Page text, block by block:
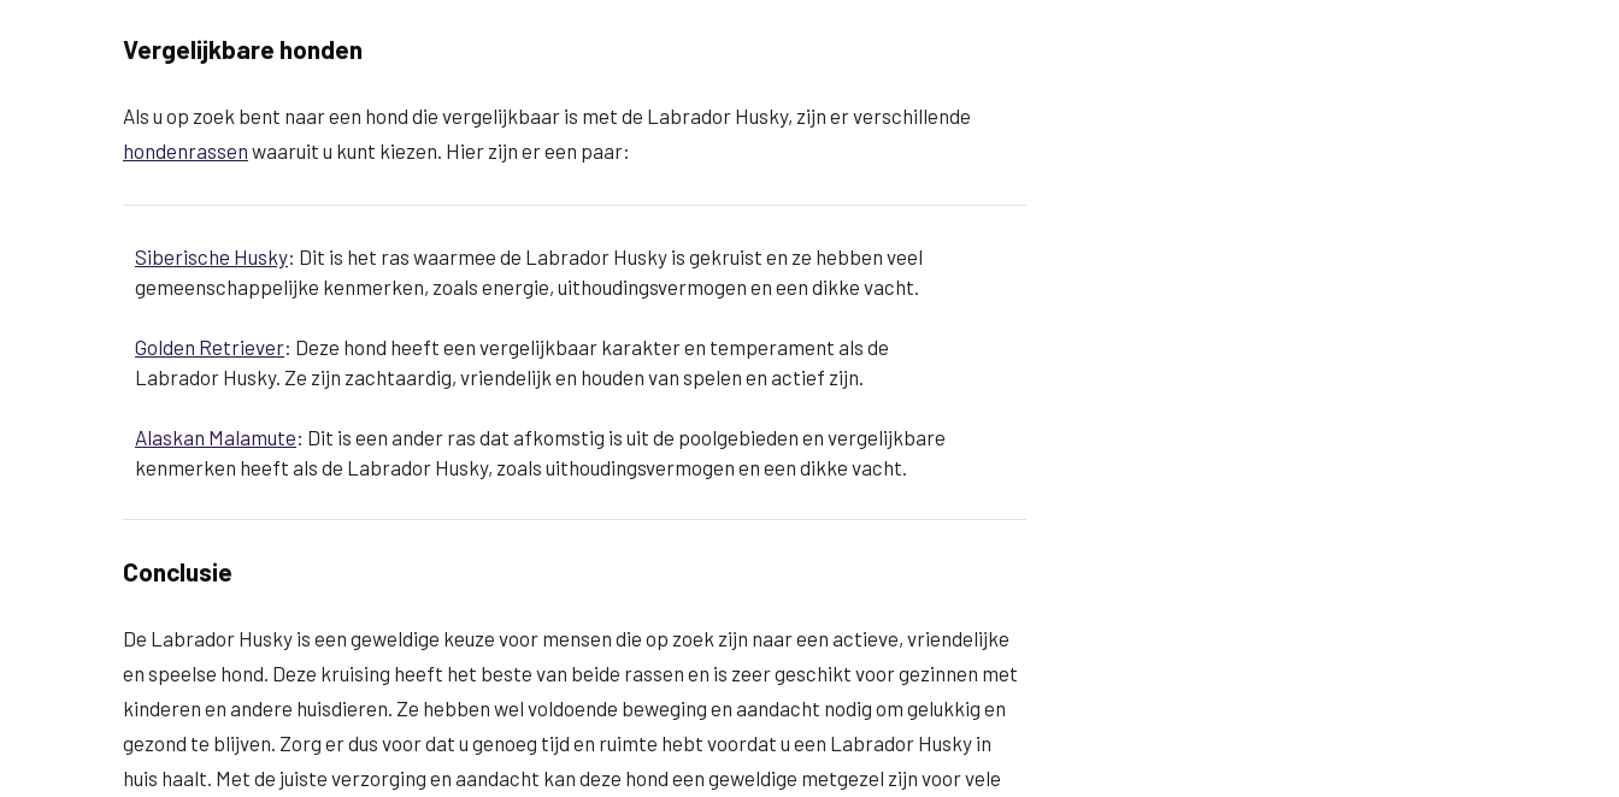
Vergelijkbare honden
Als u op zoek bent naar een hond die vergelijkbaar is met de Labrador Husky, zijn er verschillende
hondenrassen waaruit u kunt kiezen. Hier zijn er een paar:
Siberische Husky: Dit is het ras waarmee de Labrador Husky is gekruist en ze hebben veel
gemeenschappelijke kenmerken, zoals energie, uithoudingsvermogen en een dikke vacht.
Golden Retriever: Deze hond heeft een vergelijkbaar karakter en temperament als de
Labrador Husky. Ze zijn zachtaardig, vriendelijk en houden van spelen en actief zijn.
Alaskan Malamute: Dit is een ander ras dat afkomstig is uit de poolgebieden en vergelijkbare
kenmerken heeft als de Labrador Husky, zoals uithoudingsvermogen en een dikke vacht.
Conclusie
De Labrador Husky is een geweldige keuze voor mensen die op zoek zijn naar een actieve, vriendelijke
en speelse hond. Deze kruising heeft het beste van beide rassen en is zeer geschikt voor gezinnen met
kinderen en andere huisdieren. Ze hebben wel voldoende beweging en aandacht nodig om gelukkig en
gezond te blijven. Zorg er dus voor dat u genoeg tijd en ruimte hebt voordat u een Labrador Husky in
huis haalt. Met de juiste verzorging en aandacht kan deze hond een geweldige metgezel zijn voor vele